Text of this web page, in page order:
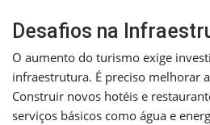
Desafios na
O aumento do turismo exige
infraestrutura. É preciso melhorar
Construir novos hotéis e
serviços básicos como água e